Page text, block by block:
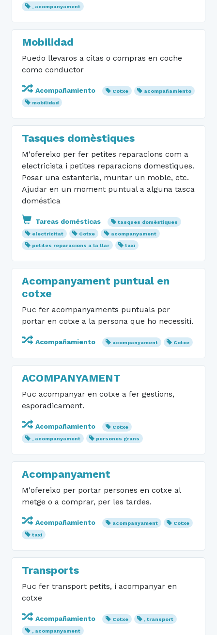
, acompanyament
Mobilidad
Puedo llevaros a citas o compras en coche
como conductor
Acompañamiento Cotxe
acompañamiento
mobilidad
Tasques domèstiques
M'ofereixo per fer petites reparacions com a
electricista i petites reparacions domestiques.
Posar una estanteria, muntar un moble, etc.
Ajudar en un moment puntual a alguna tasca
doméstica
Tareas domésticas
tasques domèstiques
electricitat
Cotxe
acompanyament
petites reparacions a la llar
taxi
Acompanyament puntual en
cotxe
Puc fer acompanyaments puntuals per
portar en cotxe a la persona que ho necessiti.
Acompañamiento acompanyament Cotxe
ACOMPANYAMENT
Puc acompanyar en cotxe a fer gestions,
esporadicament.
Acompañamiento
Cotxe
, acompanyament
persones grans
Acompanyament
M'ofereixo per portar persones en cotxe al
metge o a comprar, per les tardes.
Acompañamiento acompanyament
Cotxe
taxi
Transports
Puc fer transport petits, i acompanyar en
cotxe
Acompañamiento Cotxe
, transport
, acompanyament